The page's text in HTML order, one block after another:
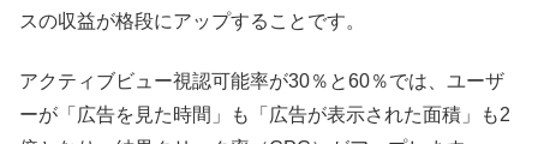
スの収益が格段にアップすることです。
アクティブビュー視認可能率が30％と60％では、ユーザ
ーが「広告を見た時間」も「広告が表示された面積」も2